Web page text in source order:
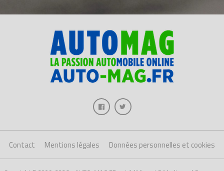
Contact Mentions légales Données personnelles et cookies